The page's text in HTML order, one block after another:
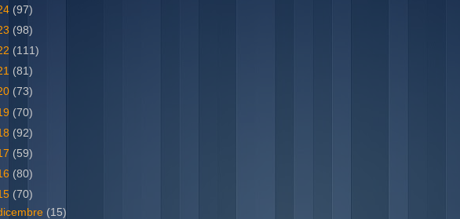
(97)
(98)
(111)
(81)
(73)
(70)
(92)
(59)
(80)
(70)
(15)